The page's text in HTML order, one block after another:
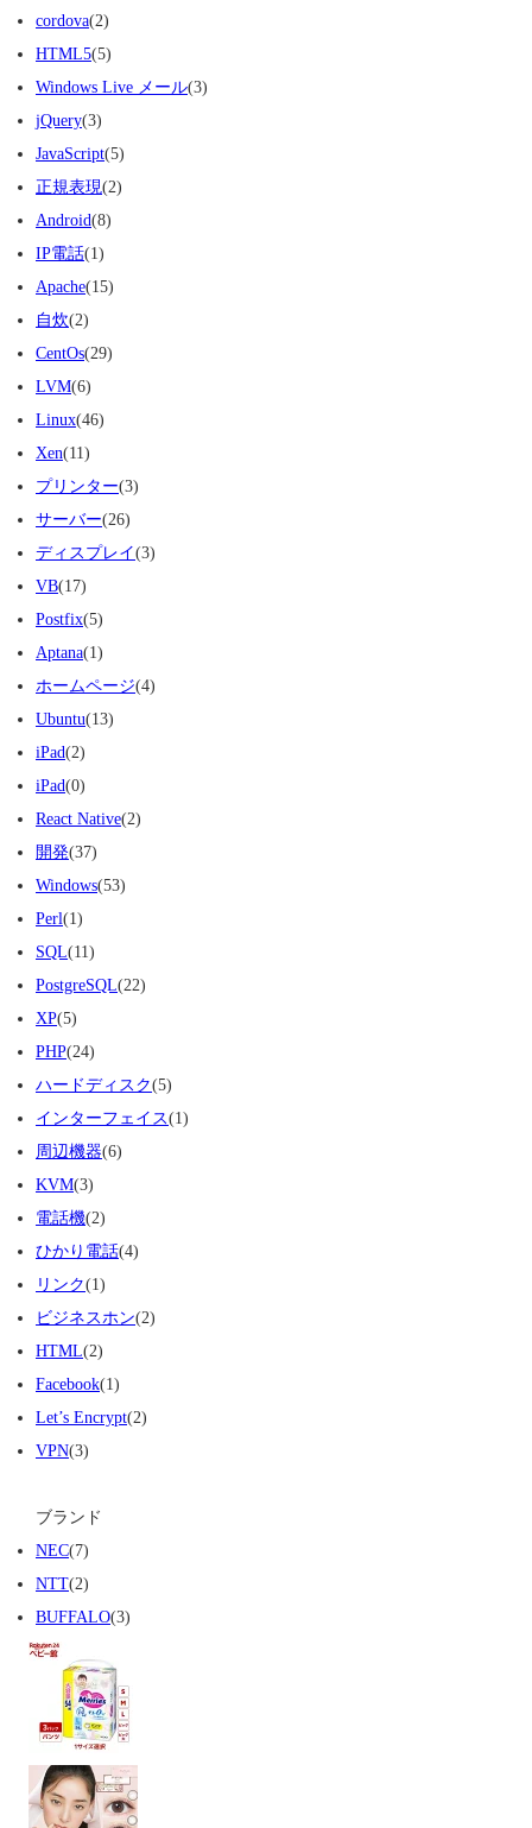
cordova(2)
HTML5(5)
Windows Live メール(3)
jQuery(3)
JavaScript(5)
正規表現(2)
Android(8)
IP電話(1)
Apache(15)
自炊(2)
CentOs(29)
LVM(6)
Linux(46)
Xen(11)
プリンター(3)
サーバー(26)
ディスプレイ(3)
VB(17)
Postfix(5)
Aptana(1)
ホームページ(4)
Ubuntu(13)
iPad(2)
iPad(0)
React Native(2)
開発(37)
Windows(53)
Perl(1)
SQL(11)
PostgreSQL(22)
XP(5)
PHP(24)
ハードディスク(5)
インターフェイス(1)
周辺機器(6)
KVM(3)
電話機(2)
ひかり電話(4)
リンク(1)
ビジネスホン(2)
HTML(2)
Facebook(1)
Let’s Encrypt(2)
VPN(3)
ブランド
NEC(7)
NTT(2)
BUFFALO(3)